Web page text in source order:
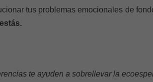
tus problemas emocionales de
te ayuden a sobrellevar la